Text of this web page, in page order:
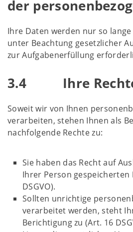
der
Ihre Daten werden nur so
unter Beachtung gesetzlicher
zur Aufgabenerfüllung
3.4 Ihre
Soweit wir von Ihnen
verarbeiten, stehen Ihnen als
nachfolgende Rechte zu:
Sie haben das Recht auf
Ihrer Person gespeicherten
DSGVO).
Sollten unrichtige
verarbeitet werden, steht
Berichtigung zu (Art. 16